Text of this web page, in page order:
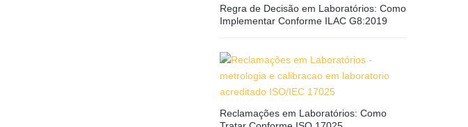
Regra de Decisão em Laboratórios: Como
Implementar Conforme ILAC G8:2019
Reclamações em Laboratórios: Como